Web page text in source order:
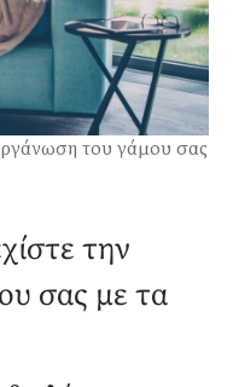
του γάμου σας
την
σας με τα